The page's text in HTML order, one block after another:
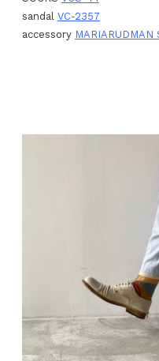
sandal VC-2357
accessory